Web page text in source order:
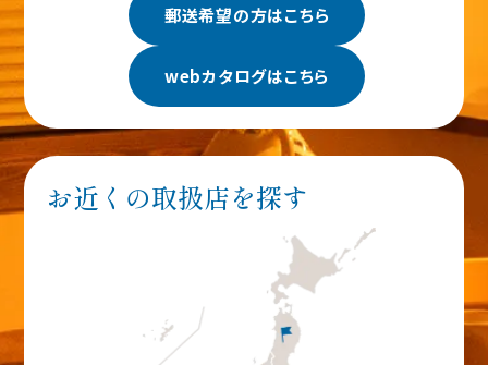
郵送希望の方はこちら
webカタログはこちら
お近くの取扱店を探す